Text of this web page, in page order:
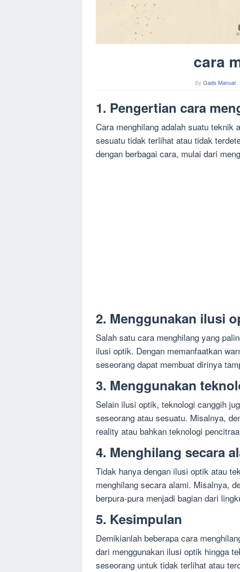
cara
By Gads Manual
1. Pengertian cara
Cara menghilang adalah suatu teknik
sesuatu tidak terlihat atau tidak
dengan berbagai cara, mulai dari
2. Menggunakan ilusi
Salah satu cara menghilang yang
ilusi optik. Dengan memanfaatkan
seseorang dapat membuat dirinya
3. Menggunakan
Selain ilusi optik, teknologi canggih
seseorang atau sesuatu. Misalnya,
reality atau bahkan teknologi
4. Menghilang secara
Tidak hanya dengan ilusi optik atau
menghilang secara alami. Misalnya,
berpura-pura menjadi bagian dari
5. Kesimpulan
Demikianlah beberapa cara
dari menggunakan ilusi optik hingga
seseorang untuk tidak terlihat atau